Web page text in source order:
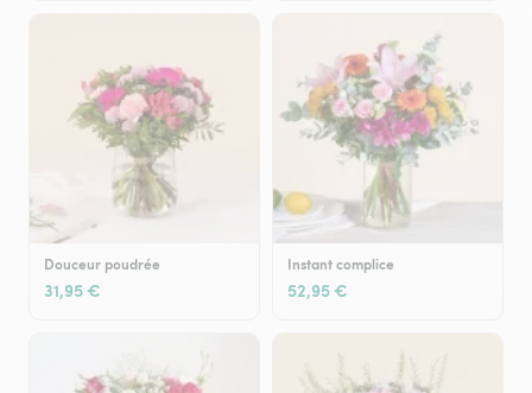
Douceur poudrée
31,95 €
Instant complice
52,95 €